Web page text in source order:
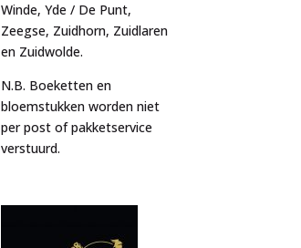
Winde, Yde / De Punt,
Zeegse, Zuidhorn, Zuidlaren
en Zuidwolde.
N.B. Boeketten en
bloemstukken worden niet
per post of pakketservice
verstuurd.